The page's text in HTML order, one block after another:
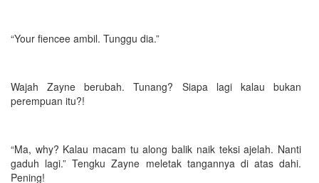
“Your fiencee ambil. Tunggu dia.”
Wajah Zayne berubah. Tunang? Siapa lagi kalau bukan
perempuan itu?!
“Ma, why? Kalau macam tu along balik naik teksi ajelah. Nanti
gaduh lagi.” Tengku Zayne meletak tangannya di atas dahi.
Pening!